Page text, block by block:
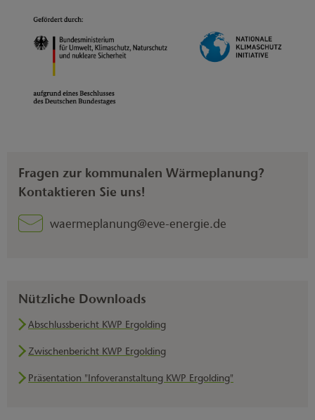
Fragen zur kommunalen Wärmeplanung?
Kontaktieren Sie uns!
waermeplanung@eve-energie.de
Nützliche Downloads
Abschlussbericht KWP Ergolding
Zwischenbericht KWP Ergolding
Präsentation "Infoveranstaltung KWP Ergolding"